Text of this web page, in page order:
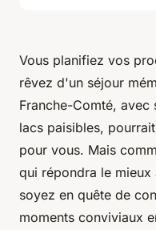
Vous planifiez vos
rêvez d'un séjour
Franche-Comté, avec
lacs paisibles,
pour vous. Mais
qui répondra le mieux
soyez en quête de
moments conviviaux